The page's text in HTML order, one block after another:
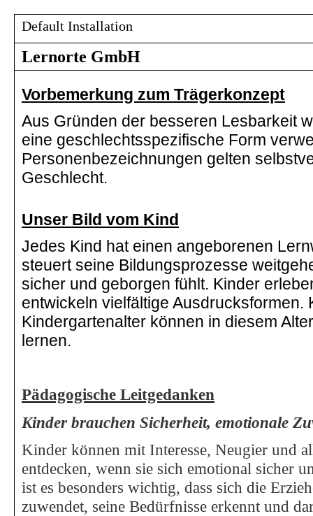
Default Installation
Lernorte GmbH
Vorbemerkung zum Trägerkonzept
Aus Gründen der besseren Lesbarkeit
eine geschlechtsspezifische Form
Personenbezeichnungen gelten
Geschlecht.
Unser Bild vom Kind
Jedes Kind hat einen angeborenen
steuert seine Bildungsprozesse
sicher und geborgen fühlt. Kinder
entwickeln vielfältige Ausdrucksformen.
Kindergartenalter können in diesem
lernen.
Pädagogische Leitgedanken
Kinder brauchen Sicherheit, emotionale
Kinder können mit Interesse, Neugier und
entdecken, wenn sie sich emotional sicher
ist es besonders wichtig, dass sich die
zuwendet, seine Bedürfnisse erkennt und